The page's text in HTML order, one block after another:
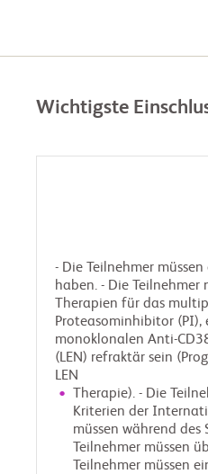
Wichtigste
- Die Teilnehmer
haben. - Die Teilnehmer
Therapien für das
Proteasominhibitor
monoklonalen Anti-
(LEN) refraktär sein
LEN
Therapie). - Die
Kriterien der
müssen während des
Teilnehmer müssen
Teilnehmer müssen